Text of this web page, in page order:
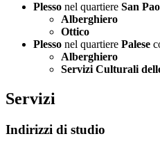
Plesso nel quartiere San
Alberghiero
Ottico
Plesso nel quartiere Palese
Alberghiero
Servizi Culturali
Servizi
Indirizzi di studio